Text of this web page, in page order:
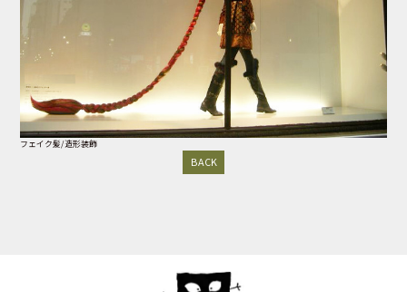
フェイク髪/造形装飾
BACK